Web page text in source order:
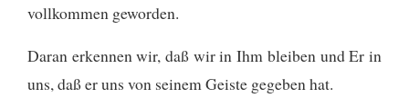
vollkommen geworden.
Daran erkennen wir, daß wir in Ihm bleiben und Er in
uns, daß er uns von seinem Geiste gegeben hat.